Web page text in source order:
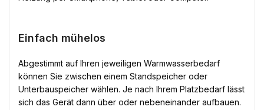
Einfach mühelos
Abgestimmt auf Ihren jeweiligen Warmwasserbedarf
können Sie zwischen einem Standspeicher oder
Unterbauspeicher wählen. Je nach Ihrem Platzbedarf lässt
sich das Gerät dann über oder nebeneinander aufbauen.